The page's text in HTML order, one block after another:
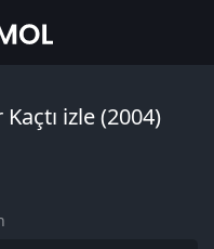
izle (2004)